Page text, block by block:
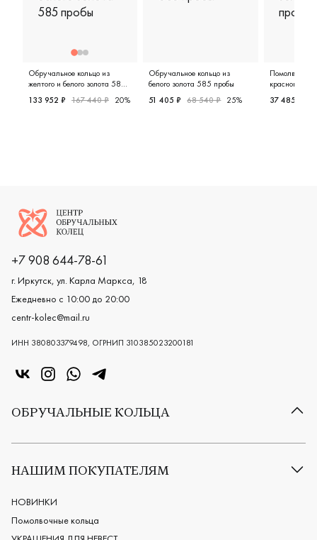
Обручальное кольцо из
желтого и белого золота 585
133 952 ₽ 167 440 ₽ 20%
Обручальное кольцо из
белого золота 585 пробы
51 405 ₽ 68 540 ₽ 25%
Помолвочное
красного
37 485 ₽
Логотип компании
+7 908 644-78-61
г. Иркутск, ул. Карла Маркса, 18
Ежедневно с 10:00 до 20:00
centr-kolec@mail.ru
ИНН 380803379498, ОГРНИП 310385023200181
«Центр колец» в VK
«Центр колец» в Instagram
«Центр колец» в Whatsapp
«Центр колец» в Telegram
ОБРУЧАЛЬНЫЕ КОЛЬЦА
Все обручальные кольца
Европейские обручальные кольца
Мужские обручальные кольца
Женские обручальные кольца
Обручальные кольца из платины
НАШИМ ПОКУПАТЕЛЯМ
НОВИНКИ
Помолвочные кольца